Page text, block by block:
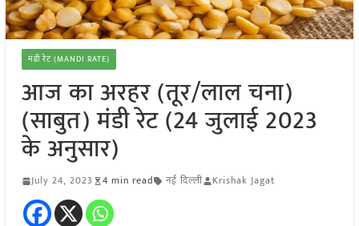
मंडी रेट (MANDI RATE)
आज का अरहर (तूर/लाल चना)
(साबुत) मंडी रेट (24 जुलाई 2023
के अनुसार)
July 24, 2023 4 min read नई दिल्ली Krishak Jagat